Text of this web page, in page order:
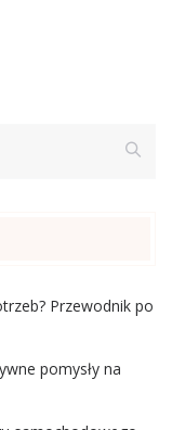
Przewodnik po
pomysły na